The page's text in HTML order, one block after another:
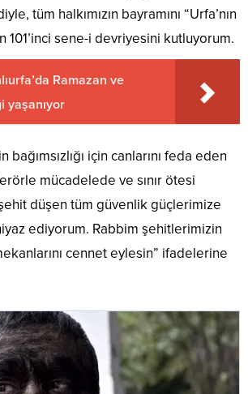
tüm halkımızın bayramını “Urfa’nın
101’inci sene-i devriyesini kutluyorum.
Ramazan ve
yaşanıyor
bağımsızlığı için canlarını feda eden
mücadelede ve sınır ötesi
düşen tüm güvenlik güçlerimize
ediyorum. Rabbim şehitlerimizin
cennet eylesin” ifadelerine